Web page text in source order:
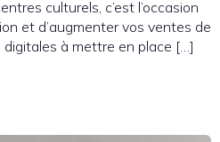
culturels, c’est l’occasion
et d’augmenter vos ventes de
à mettre en place […]